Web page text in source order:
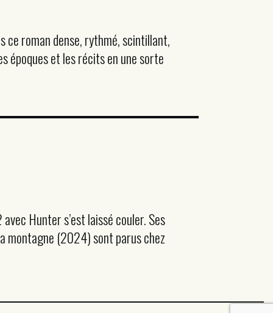
ce roman dense, rythmé, scintillant,
époques et les récits en une sorte
Hunter s’est laissé couler. Ses
montagne (2024) sont parus chez